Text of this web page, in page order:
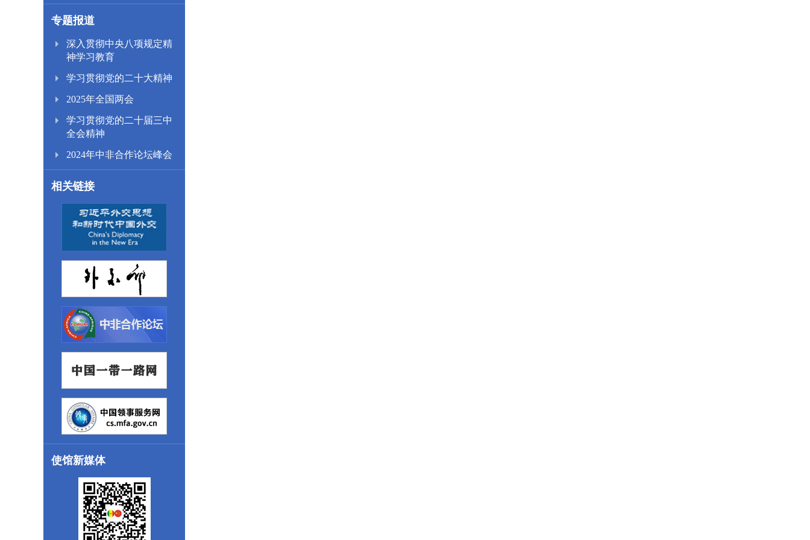
专题报道
深入贯彻中央八项规定精
神学习教育
学习贯彻党的二十大精神
2025年全国两会
学习贯彻党的二十届三中
全会精神
2024年中非合作论坛峰会
相关链接
使馆新媒体